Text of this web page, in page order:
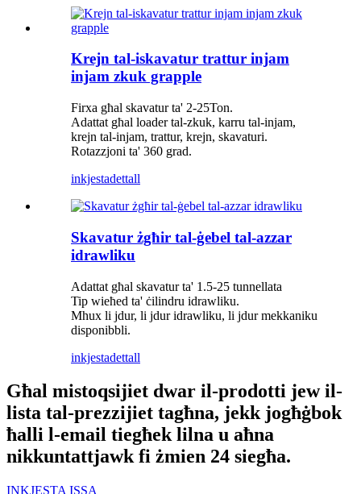
Krejn tal-iskavatur trattur injam
injam zkuk grapple
Firxa għal skavatur ta' 2-25Ton.
Adattat għal loader tal-zkuk, karru tal-injam,
krejn tal-injam, trattur, krejn, skavaturi.
Rotazzjoni ta' 360 grad.
inkjestadettall
Skavatur żgħir tal-ġebel tal-azzar
idrawliku
Adattat għal skavatur ta' 1.5-25 tunnellata
Tip wieħed ta' ċilindru idrawliku.
Mhux li jdur, li jdur idrawliku, li jdur mekkaniku
disponibbli.
inkjestadettall
Għal mistoqsijiet dwar il-prodotti jew il-
lista tal-prezzijiet tagħna, jekk jogħġbok
ħalli l-email tiegħek lilna u aħna
nikkuntattjawk fi żmien 24 siegħa.
INKJESTA ISSA